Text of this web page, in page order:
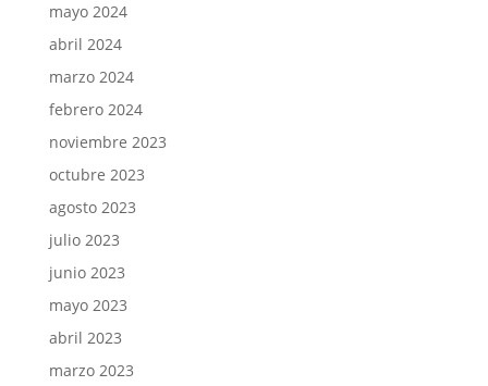
mayo 2024
abril 2024
marzo 2024
febrero 2024
noviembre 2023
octubre 2023
agosto 2023
julio 2023
junio 2023
mayo 2023
abril 2023
marzo 2023